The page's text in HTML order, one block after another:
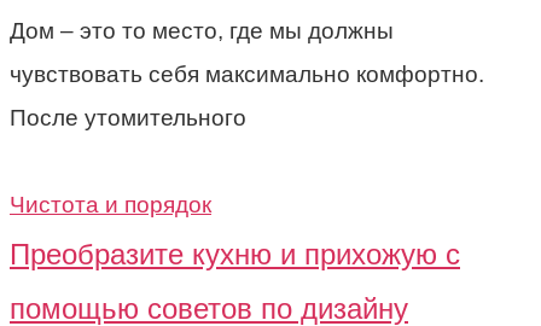
Дом – это то место, где мы должны
чувствовать себя максимально комфортно.
После утомительного
Чистота и порядок
Преобразите кухню и прихожую с
помощью советов по дизайну